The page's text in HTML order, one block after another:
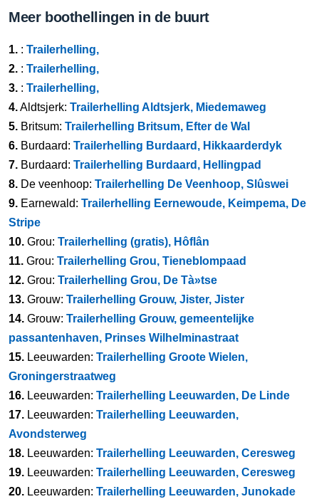
Meer boothellingen in de buurt
1. : Trailerhelling,
2. : Trailerhelling,
3. : Trailerhelling,
4.Aldtsjerk: Trailerhelling Aldtsjerk, Miedemaweg
5. Britsum: Trailerhelling Britsum, Efter de Wal
6. Burdaard: Trailerhelling Burdaard, Hikkaarderdyk
7. Burdaard: Trailerhelling Burdaard, Hellingpad
8. De veenhoop: Trailerhelling De Veenhoop, Slûswei
9. Earnewald: Trailerhelling Eernewoude, Keimpema, De
Stripe
10. Grou: Trailerhelling (gratis), Hôflân
11. Grou: Trailerhelling Grou, Tieneblompaad
12. Grou: Trailerhelling Grou, De Tà»tse
13. Grouw: Trailerhelling Grouw, Jister, Jister
14. Grouw: Trailerhelling Grouw, gemeentelijke
passantenhaven, Prinses Wilhelminastraat
15. Leeuwarden: Trailerhelling Groote Wielen,
Groningerstraatweg
16. Leeuwarden: Trailerhelling Leeuwarden, De Linde
17. Leeuwarden: Trailerhelling Leeuwarden,
Avondsterweg
18. Leeuwarden: Trailerhelling Leeuwarden, Ceresweg
19. Leeuwarden: Trailerhelling Leeuwarden, Ceresweg
20. Leeuwarden: Trailerhelling Leeuwarden, Junokade